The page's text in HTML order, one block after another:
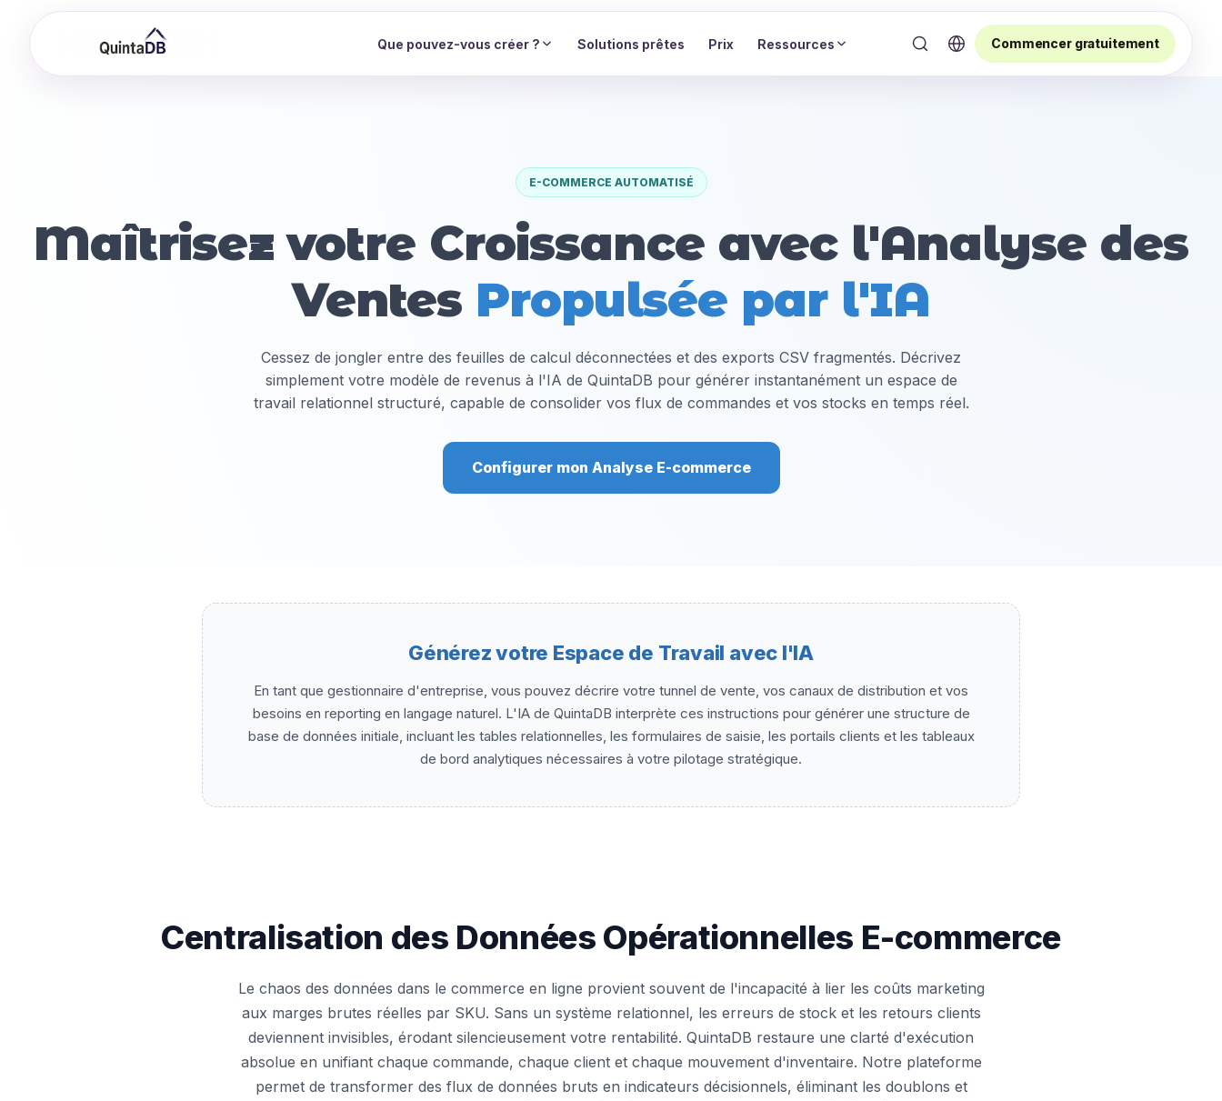
Que pouvez-vous créer ? Solutions prêtes Prix Ressources Commencer gratuitement
E-COMMERCE AUTOMATISÉ
Maîtrisez votre Croissance avec l'Analyse des
Ventes Propulsée par l'IA
Cessez de jongler entre des feuilles de calcul déconnectées et des exports CSV fragmentés. Décrivez
simplement votre modèle de revenus à l'IA de QuintaDB pour générer instantanément un espace de
travail relationnel structuré, capable de consolider vos flux de commandes et vos stocks en temps réel.
Configurer mon Analyse E-commerce
Générez votre Espace de Travail avec l'IA
En tant que gestionnaire d'entreprise, vous pouvez décrire votre tunnel de vente, vos canaux de distribution et vos
besoins en reporting en langage naturel. L'IA de QuintaDB interprète ces instructions pour générer une structure de
base de données initiale, incluant les tables relationnelles, les formulaires de saisie, les portails clients et les tableaux
de bord analytiques nécessaires à votre pilotage stratégique.
Centralisation des Données Opérationnelles E-commerce
Le chaos des données dans le commerce en ligne provient souvent de l'incapacité à lier les coûts marketing
aux marges brutes réelles par SKU. Sans un système relationnel, les erreurs de stock et les retours clients
deviennent invisibles, érodant silencieusement votre rentabilité. QuintaDB restaure une clarté d'exécution
absolue en unifiant chaque commande, chaque client et chaque mouvement d'inventaire. Notre plateforme
permet de transformer des flux de données bruts en indicateurs décisionnels, éliminant les doublons et